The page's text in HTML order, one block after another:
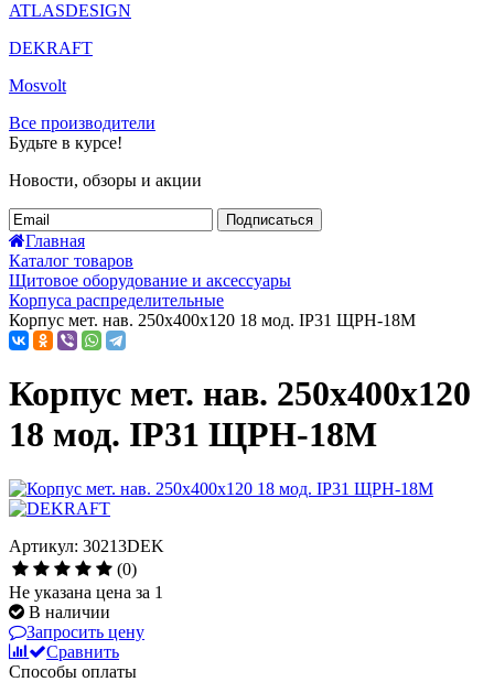
ATLASDESIGN
DEKRAFT
Mosvolt
Все производители
Будьте в курсе!
Новости, обзоры и акции
Подписаться
Главная
Каталог товаров
Щитовое оборудование и аксессуары
Корпуса распределительные
Корпус мет. нав. 250х400х120 18 мод. IP31 ЩРН-18М
Корпус мет. нав. 250х400х120
18 мод. IP31 ЩРН-18М
Артикул: 30213DEK
(0)
Не указана цена за 1
В наличии
Запросить цену
Сравнить
Способы оплаты